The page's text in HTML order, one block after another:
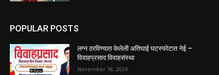
POPULAR POSTS
लग्न ठरविण्यात केलेली अतिघाई घटस्फोटात नेई –
विवाहप्रसाद विवाहसंस्था
November 18, 2024